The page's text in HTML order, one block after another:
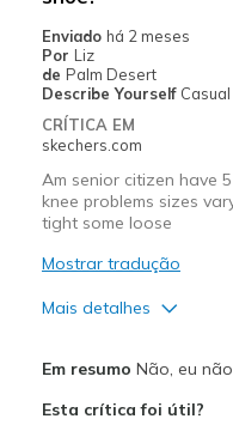
Enviado há 2 meses
Por Liz
de Palm Desert
Describe Yourself Casual
CRÍTICA EM
skechers.com
Am senior citizen have
knee problems sizes
tight some loose
Mostrar tradução
Mais detalhes
Sizing
View On Shoes
Em resumo Não, eu
Esta crítica foi útil?